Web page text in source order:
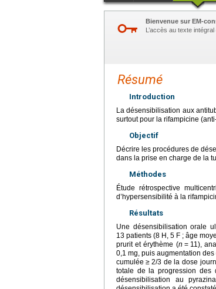
Bienvenue sur EM-
L’accès au texte
Résumé
Introduction
La désensibilisation aux
surtout pour la rifampicine
Objectif
Décrire les procédures de
dans la prise en charge de la
Méthodes
Étude rétrospective
d’hypersensibilité à la
Résultats
Une désensibilisation orale
13 patients (8 H, 5 F ; âge
prurit et érythème (n = 11),
0,1 mg, puis augmentation
cumulée ≥ 2/3 de la dose
totale de la progression des
désensibilisation au